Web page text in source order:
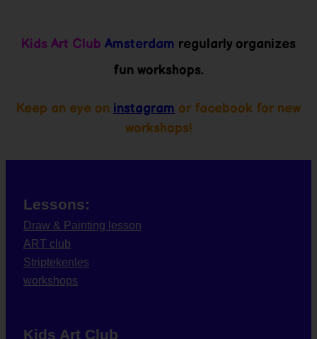
Kids Art Club Amsterdam regularly organizes
fun workshops.
Keep an eye on instagram or facebook for new
workshops!
Lessons:
Draw & Painting lesson
ART club
Striptekenles
workshops
Kids Art Club